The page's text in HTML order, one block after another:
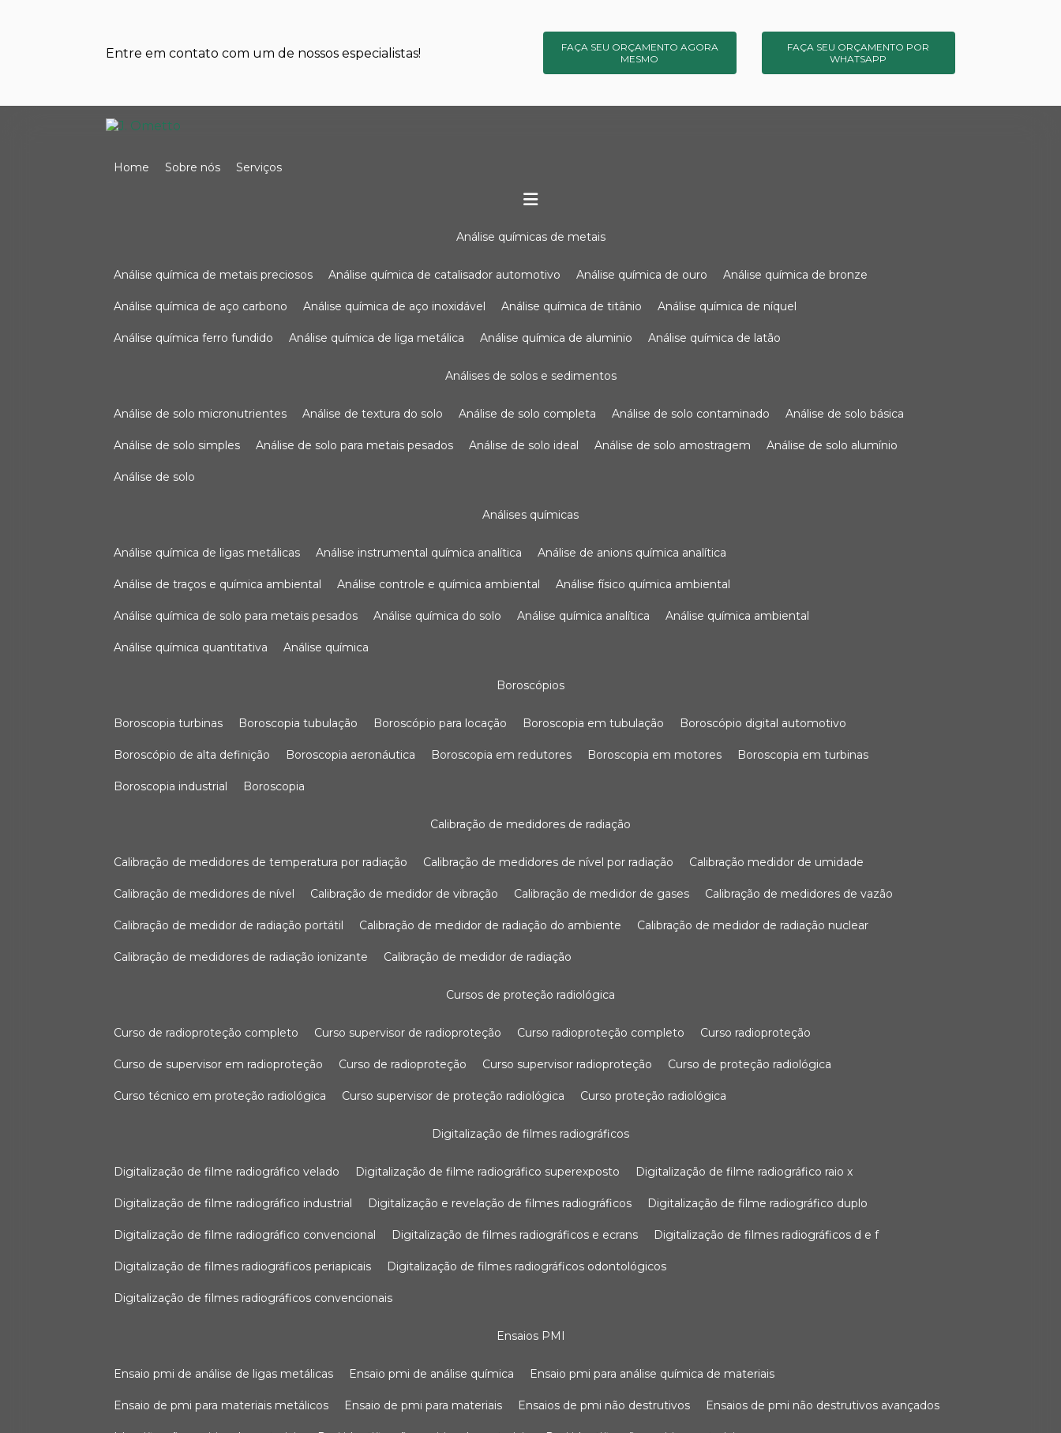
Entre em contato com um de nossos especialistas!
FAÇA SEU ORÇAMENTO AGORA
MESMO
FAÇA SEU ORÇAMENTO POR
WHATSAPP
Home Sobre nós Serviços
análise químicas de metais
análise química de metais preciosos análise química de catalisador automotivo análise química de ouro análise química de bronze
análise química de aço carbono análise química de aço inoxidável análise química de titânio análise química de níquel
análise química ferro fundido análise química de liga metálica análise química de aluminio análise química de latão
análises de solos e sedimentos
análise de solo micronutrientes análise de textura do solo análise de solo completa análise de solo contaminado análise de solo básica
análise de solo simples análise de solo para metais pesados análise de solo ideal análise de solo amostragem análise de solo alumínio
análise de solo
análises químicas
análise química de ligas metálicas análise instrumental química analítica análise de anions química analítica
análise de traços e química ambiental análise controle e química ambiental análise físico química ambiental
análise química de solo para metais pesados análise química do solo análise química analítica análise química ambiental
análise química quantitativa análise química
boroscópios
boroscopia turbinas boroscopia tubulação boroscópio para locação boroscopia em tubulação boroscópio digital automotivo
boroscópio de alta definição boroscopia aeronáutica boroscopia em redutores boroscopia em motores boroscopia em turbinas
boroscopia industrial boroscopia
calibração de medidores de radiação
calibração de medidores de temperatura por radiação calibração de medidores de nível por radiação calibração medidor de umidade
calibração de medidores de nível calibração de medidor de vibração calibração de medidor de gases calibração de medidores de vazão
calibração de medidor de radiação portátil calibração de medidor de radiação do ambiente calibração de medidor de radiação nuclear
calibração de medidores de radiação ionizante calibração de medidor de radiação
cursos de proteção radiológica
curso de radioproteção completo curso supervisor de radioproteção curso radioproteção completo curso radioproteção
curso de supervisor em radioproteção curso de radioproteção curso supervisor radioproteção curso de proteção radiológica
curso técnico em proteção radiológica curso supervisor de proteção radiológica curso proteção radiológica
digitalização de filmes radiográficos
digitalização de filme radiográfico velado digitalização de filme radiográfico superexposto digitalização de filme radiográfico raio x
digitalização de filme radiográfico industrial digitalização e revelação de filmes radiográficos digitalização de filme radiográfico duplo
digitalização de filme radiográfico convencional digitalização de filmes radiográficos e ecrans digitalização de filmes radiográficos d e f
digitalização de filmes radiográficos periapicais digitalização de filmes radiográficos odontológicos
digitalização de filmes radiográficos convencionais
ensaios PMI
ensaio pmi de análise de ligas metálicas ensaio pmi de análise química ensaio pmi para análise química de materiais
ensaio de pmi para materiais metálicos ensaio de pmi para materiais ensaios de pmi não destrutivos ensaios de pmi não destrutivos avançados